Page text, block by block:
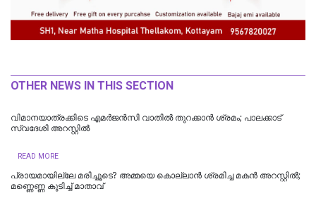
OTHER NEWS IN THIS SECTION
വിമാനയാത്രക്കിടെ എമര്‍ജന്‍സി വാതില്‍ തുറക്കാന്‍ ശ്രമം; പാലക്കാട്
സ്വദേശി അറസ്റ്റില്‍
READ MORE
പ്രായമായില്ലേ മരിച്ചൂടെ? അമ്മയെ കൊല്ലാൻ ശ്രമിച്ച മകൻ അറസ്റ്റിൽ;
മണ്ണെണ്ണ കുടിച്ച് മാതാവ്